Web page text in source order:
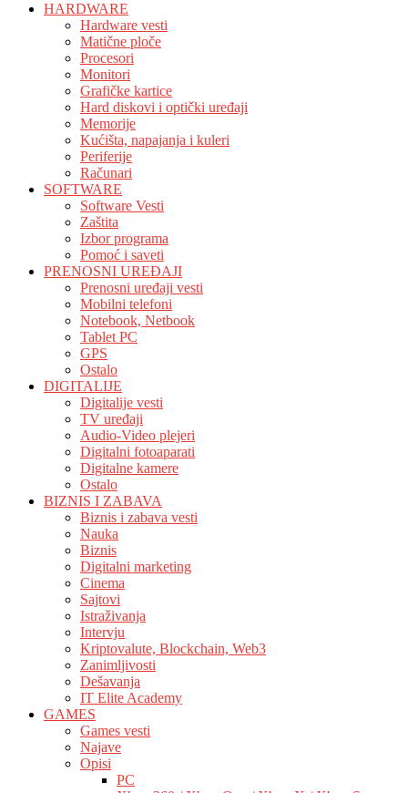
HARDWARE
Hardware vesti
Matične ploče
Procesori
Monitori
Grafičke kartice
Hard diskovi i optički uređaji
Memorije
Kućišta, napajanja i kuleri
Periferije
Računari
SOFTWARE
Software Vesti
Zaštita
Izbor programa
Pomoć i saveti
PRENOSNI UREĐAJI
Prenosni uređaji vesti
Mobilni telefoni
Notebook, Netbook
Tablet PC
GPS
Ostalo
DIGITALIJE
Digitalije vesti
TV uređaji
Audio-Video plejeri
Digitalni fotoaparati
Digitalne kamere
Ostalo
BIZNIS I ZABAVA
Biznis i zabava vesti
Nauka
Biznis
Digitalni marketing
Cinema
Sajtovi
Istraživanja
Intervju
Kriptovalute, Blockchain, Web3
Zanimljivosti
Dešavanja
IT Elite Academy
GAMES
Games vesti
Najave
Opisi
PC